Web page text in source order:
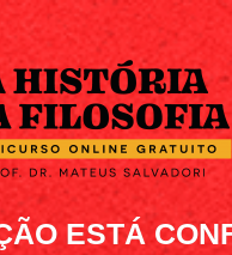
ESTÁ